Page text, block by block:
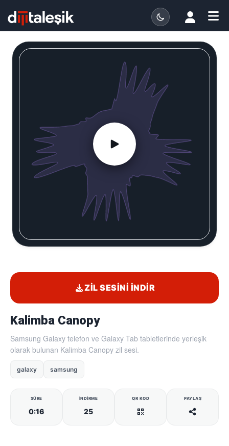
Kalimba Canopy
Samsung Galaxy telefon ve Galaxy Tab tabletlerinde yerleşik
olarak bulunan Kalimba Canopy zil sesi.
galaxy samsung
SÜRE
0:16
İNDIRME
25
QR KOD PAYLAŞ
ZIL SESINI İNDIR